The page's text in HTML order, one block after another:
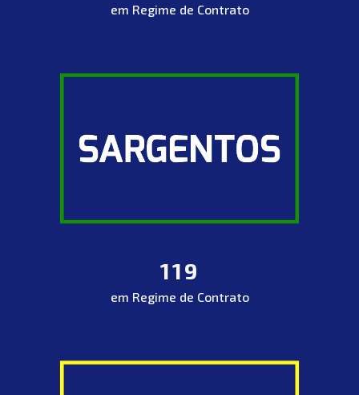
em Regime de Contrato
119
em Regime de Contrato